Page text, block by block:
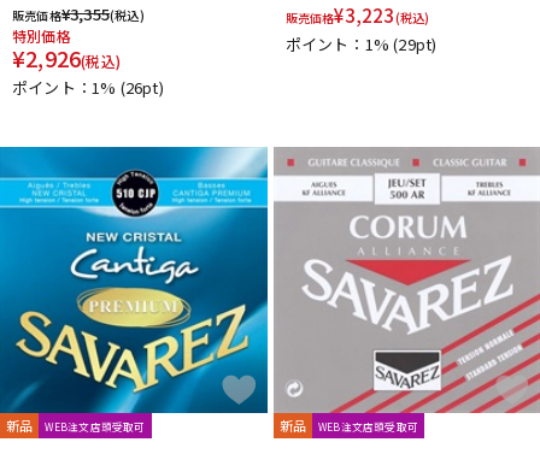
DJ機器 DTM
配信/ライブ機器 楽器アクセサリ
中古 ヴィンテージ
販売価格¥3,355(税込)
特別価格
¥2,926(税込)
ポイント：1% (26pt)
販売価格¥3,223(税込)
ポイント：1%(29pt)
新品 WEB注文店頭受取可 新品 WEB注文店頭受取可